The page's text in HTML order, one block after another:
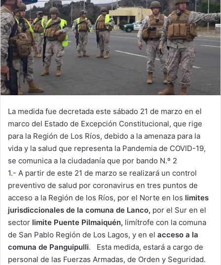
La medida fue decretada este sábado 21 de marzo en el
marco del Estado de Excepción Constitucional, que rige
para la Región de Los Ríos, debido a la amenaza para la
vida y la salud que representa la Pandemia de COVID-19,
se comunica a la ciudadanía que por bando N.º 2
1.- A partir de este 21 de marzo se realizará un control
preventivo de salud por coronavirus en tres puntos de
acceso a la Región de los Ríos, por el Norte en los limites
jurisdiccionales de la comuna de Lanco, por el Sur en el
sector limite Puente Pilmaiquén, limítrofe con la comuna
de San Pablo Región de Los Lagos, y en el acceso a la
comuna de Panguipulli. Esta medida, estará a cargo de
personal de las Fuerzas Armadas, de Orden y Seguridad.